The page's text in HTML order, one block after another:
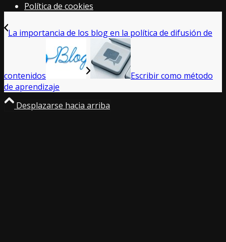
Política de cookies
La importancia de los blog en la política de difusión de
contenidos
Escribir como método
de aprendizaje
Desplazarse hacia arriba